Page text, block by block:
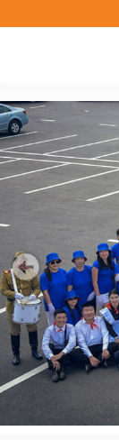
20 жил бидэнтэй